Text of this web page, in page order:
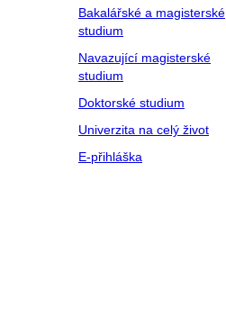
Bakalářské a magisterské
studium
Navazující magisterské
studium
Doktorské studium
Univerzita na celý život
E-přihláška